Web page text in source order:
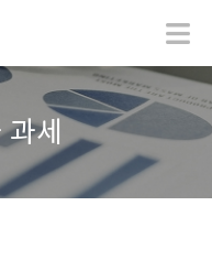
과세